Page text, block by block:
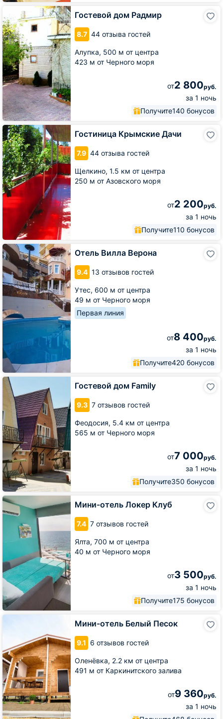
Гостевой дом Радмир
8.7 44 отзыва гостей
Алупка, 500 м от центра
423 м от Черного моря
от2 800руб.
за 1 ночь
Получите140 бонусов
Гостевой
дом
Радмир
Гостиница Крымские Дачи
7.9 44 отзыва гостей
Щелкино, 1.5 км от центра
250 м от Азовского моря
от2 200руб.
за 1 ночь
Получите110 бонусов
Гостиница
Крымские
Дачи
Отель Вилла Верона
9.4 13 отзывов гостей
Утес, 600 м от центра
49 м от Черного моря
Первая линия
от8 400руб.
за 1 ночь
Получите420 бонусов
Отель
Вилла
Верона
Гостевой дом Family
9.3 7 отзывов гостей
Феодосия, 5.4 км от центра
565 м от Черного моря
от7 000руб.
за 1 ночь
Получите350 бонусов
Гостевой
дом
Family
Мини-отель Локер Клуб
7.4 7 отзывов гостей
Ялта, 700 м от центра
40 м от Черного моря
от3 500руб.
за 1 ночь
Получите175 бонусов
Мини-
отель
Локер
Мини-отель Белый Песок
9.1 6 отзывов гостей
Оленёвка, 2.2 км от центра
491 м от Каркинитского залива
от9 360руб.
за 1 ночь
Мини-
Песок